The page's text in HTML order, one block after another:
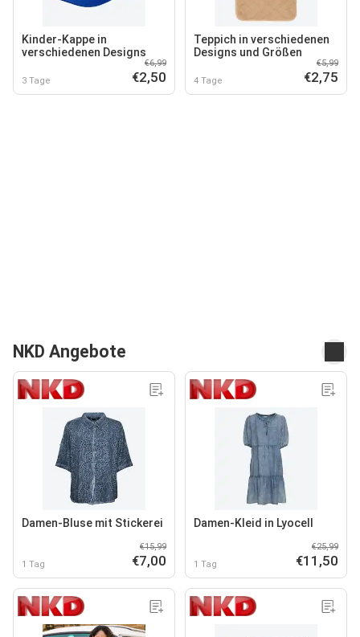
Kinder-Kappe in
verschiedenen Designs
3 Tage
€6,99
€2,50
Teppich in verschiedenen
Designs und Größen
4 Tage
€5,99
€2,75
NKD Angebote
Damen-Bluse mit Stickerei
1 Tag
€15,99
€7,00
Damen-Kleid in Lyocell
1 Tag
€25,99
€11,50